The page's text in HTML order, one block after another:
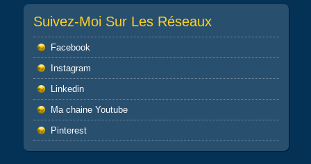
Suivez-Moi Sur Les Réseaux
Facebook
Instagram
Linkedin
Ma chaine Youtube
Pinterest